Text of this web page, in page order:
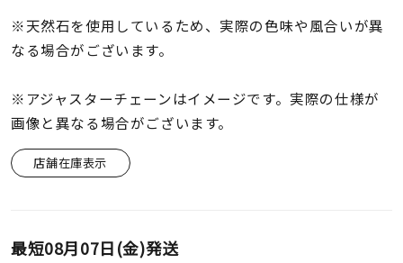
メンズ
価格 ¥0
※天然石を使用しているため、実際の色味や風合いが異
なる場合がございます。
※アジャスターチェーンはイメージです。実際の仕様が
画像と異なる場合がございます。
店舗在庫表示
最短08月07日(金)発送